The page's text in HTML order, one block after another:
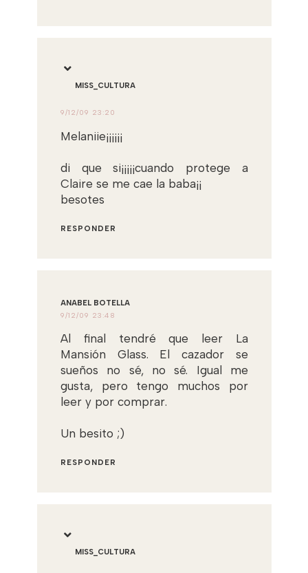
MISS_CULTURA
9/12/09 23:20
Melaniie¡¡¡¡¡¡
di que si¡¡¡¡¡cuando protege a
Claire se me cae la baba¡¡
besotes
RESPONDER
ANABEL BOTELLA
9/12/09 23:48
Al final tendré que leer La
Mansión Glass. El cazador se
sueños no sé, no sé. Igual me
gusta, pero tengo muchos por
leer y por comprar.
Un besito ;)
RESPONDER
MISS_CULTURA